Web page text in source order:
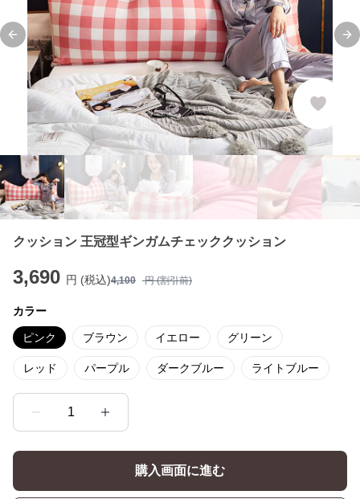
Previous slide
クッション 王冠型ギンガムチェッククッション
3,690 円 (税込)4,100 円 (割引前)
カラー
ピンク ブラウン イエロー グリーン
レッド パープル ダークブルー ライトブルー
1
購入画面に進む